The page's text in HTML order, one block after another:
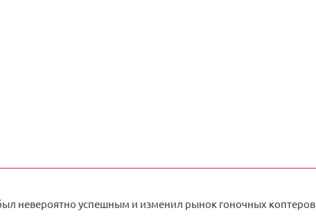
невероятно успешным и изменил рынок гоночных коптеров.